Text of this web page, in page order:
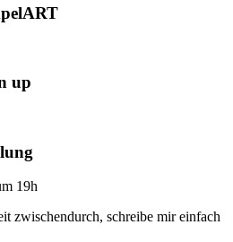
up
19h
zwischendurch, schreibe mir einfach